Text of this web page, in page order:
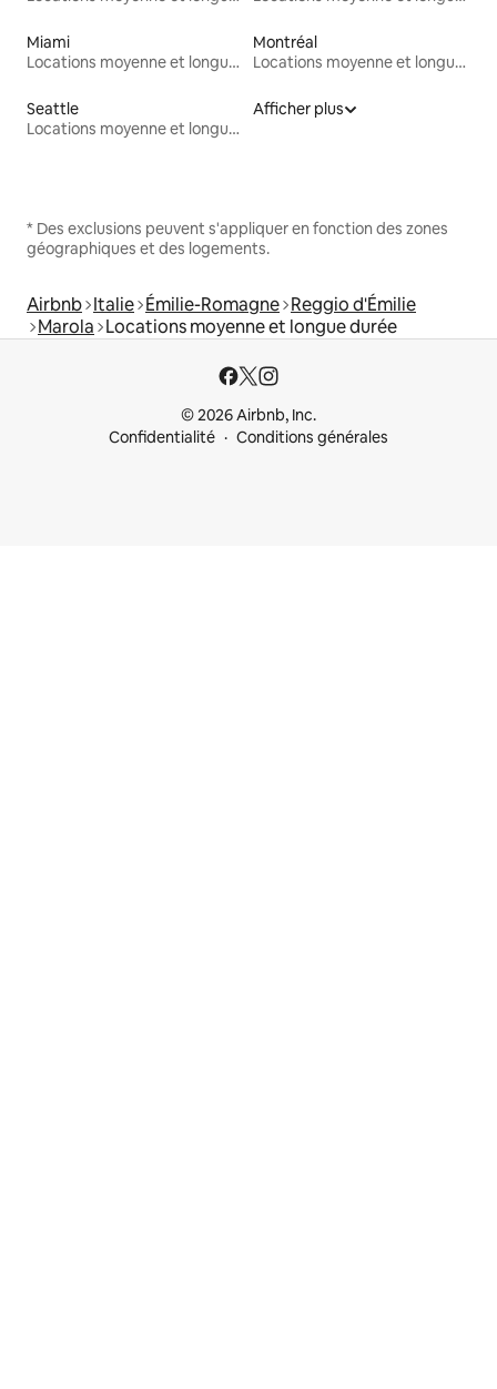
Miami
Locations moyenne et longue durée
Montréal
Locations moyenne et longue durée
Seattle
Locations moyenne et longue durée
Afficher plus
* Des exclusions peuvent s'appliquer en fonction des zones
géographiques et des logements.
Airbnb Italie Émilie-Romagne Reggio d'Émilie
Marola Locations moyenne et longue durée
© 2026 Airbnb, Inc.
Confidentialité
Conditions générales